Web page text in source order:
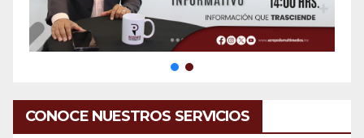
CONOCE NUESTROS SERVICIOS